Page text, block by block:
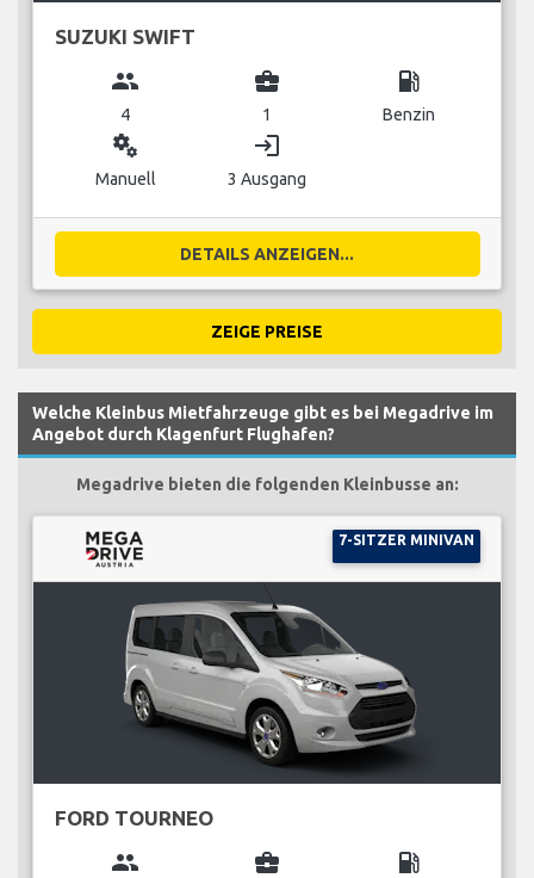
SUZUKI SWIFT
group
4
business_center
1
local_gas_station
Benzin
miscellaneous_services
Manuell
login
3 Ausgang
DETAILS ANZEIGEN...
ZEIGE PREISE
Welche Kleinbus Mietfahrzeuge gibt es bei Megadrive im
Angebot durch Klagenfurt Flughafen?
Megadrive bieten die folgenden Kleinbusse an:
7-SITZER MINIVAN
FORD TOURNEO
group business_center local_gas_station